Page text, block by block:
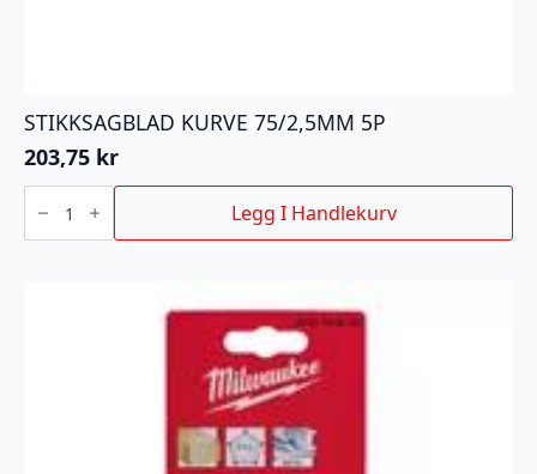
STIKKSAGBLAD KURVE 75/2,5MM 5P
203,75 kr
STIKKSAGBLAD
KURVE
75/2,5MM
5P
Legg I Handlekurv